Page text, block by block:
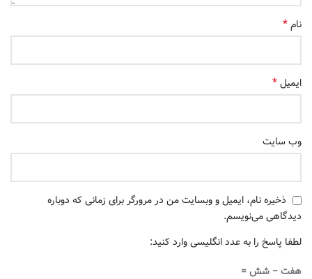
نام*
ایمیل*
وب‌ سایت
ذخیره نام، ایمیل و وبسایت من در مرورگر برای زمانی که دوباره
دیدگاهی می‌نویسم.
لطفا پاسخ را به عدد انگلیسی وارد کنید:
هفت − شش =